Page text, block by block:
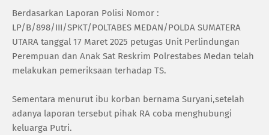
Berdasarkan Laporan Polisi Nomor :
LP/B/898/III/SPKT/POLTABES MEDAN/POLDA SUMATERA
UTARA tanggal 17 Maret 2025 petugas Unit Perlindungan
Perempuan dan Anak Sat Reskrim Polrestabes Medan telah
melakukan pemeriksaan terhadap TS.
Sementara menurut ibu korban bernama Suryani,setelah
adanya laporan tersebut pihak RA coba menghubungi
keluarga Putri.